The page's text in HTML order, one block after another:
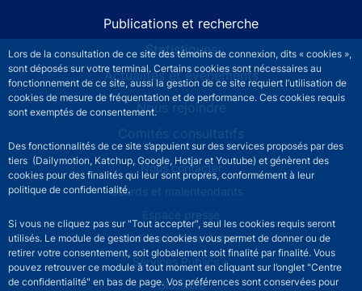
Lors de la consultation de ce site des témoins de connexion, dits « cookies »,
sont déposés sur votre terminal. Certains cookies sont nécessaires au
fonctionnement de ce site, aussi la gestion de ce site requiert l’utilisation de
cookies de mesure de fréquentation et de performance. Ces cookies requis
sont exemptés de consentement.
Des fonctionnalités de ce site s’appuient sur des services proposés par des
tiers (Dailymotion, Katchup, Google, Hotjar et Youtube) et génèrent des
cookies pour des finalités qui leur sont propres, conformément à leur
politique de confidentialité.
Si vous ne cliquez pas sur "Tout accepter", seul les cookies requis seront
utilisés. Le module de gestion des cookies vous permet de donner ou de
retirer votre consentement, soit globalement soit finalité par finalité. Vous
pouvez retrouver ce module à tout moment en cliquant sur l’onglet "Centre
de confidentialité" en bas de page. Vos préférences sont conservées pour
Publications et recherche
Statistiques
Actualités et événements
Nous rejoindre
Comités consultatifs
Footer secondary menuNous contacter
Sourds et malentendants
Espace presse
La direction des Achats
Services Publics +
Glossaire